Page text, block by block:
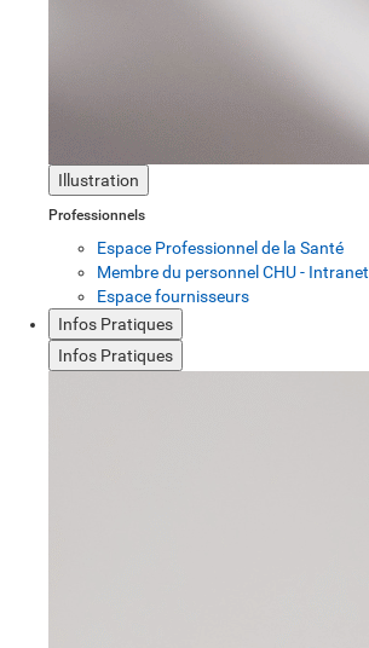
Illustration
Professionnels
Espace Professionnel de la Santé
Membre du personnel CHU - Intranet
Espace fournisseurs
Infos Pratiques
Infos Pratiques